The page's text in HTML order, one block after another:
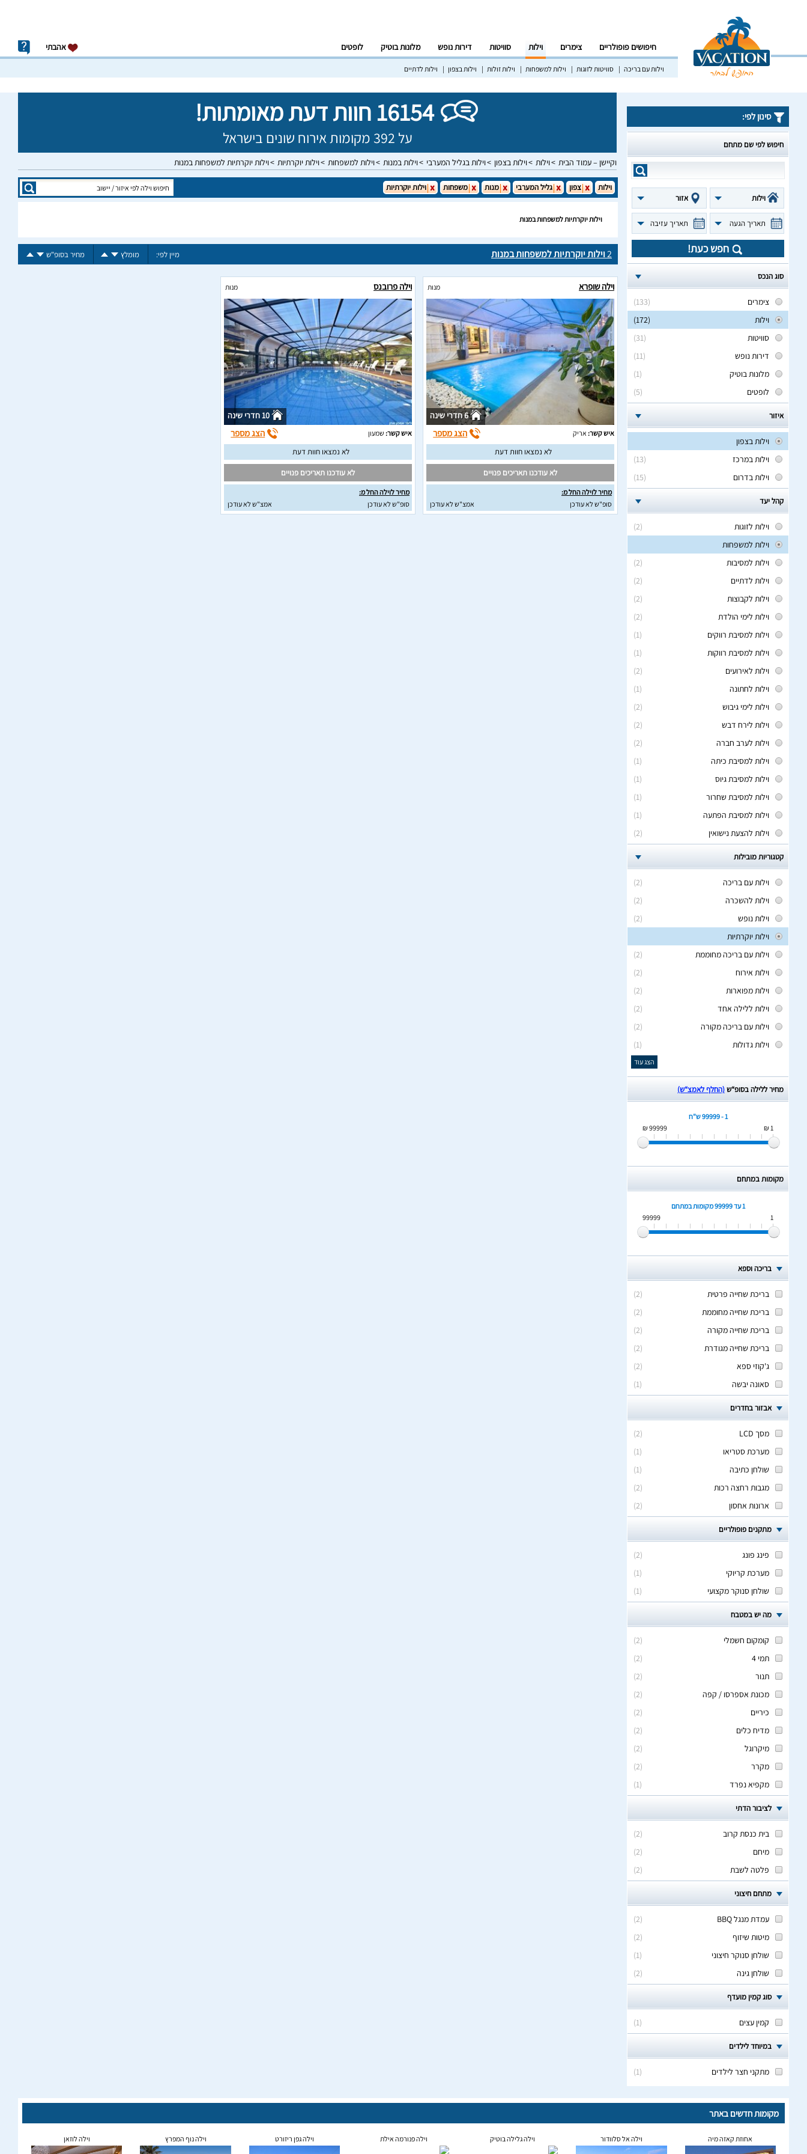
חיפושים פופולריים צימרים וילות סוויטות דירות נופש מלונות בוטיק לופטים אהבתי
וילות עם בריכה סוויטות לזוגות וילות למשפחות וילות זולות וילות בצפון וילות לדתיים
16154 חוות דעת מאומתות!
על 392 מקומות אירוח שונים בישראל
וקיישן – עמוד הבית וילות וילות בצפון וילות בגליל המערבי וילות במנות וילות למשפחות וילות יוקרתיות וילות יוקרתיות למשפחות במנות
סינון לפי:
חיפוש לפי שם מתחם
וילות אזור
תאריך הגעה תאריך עזיבה
חפש כעת!
סוג הנכס
(133)
צימרים
(172)
וילות
(31)
סוויטות
(11)
דירות נופש
(1)
מלונות בוטיק
(5)
לופטים
איזור
וילות בצפון
(13)
וילות במרכז
(15)
וילות בדרום
קהל יעד
(2)
וילות לזוגות
וילות למשפחות
(2)
וילות למסיבות
(2)
וילות לדתיים
(2)
וילות לקבוצות
(2)
וילות לימי הולדת
(1)
וילות למסיבת רווקים
(1)
וילות למסיבת רווקות
(2)
וילות לאירועים
(1)
וילות לחתונה
(2)
וילות לימי גיבוש
(2)
וילות לירח דבש
(2)
וילות לערב חברה
(1)
וילות למסיבת כיתה
(1)
וילות למסיבת גיוס
(1)
וילות למסיבת שחרור
(1)
וילות למסיבת הפתעה
(2)
וילות להצעת נישואין
קטגוריות מובילות
(2)
וילות עם בריכה
(2)
וילות להשכרה
(2)
וילות נופש
וילות יוקרתיות
(2)
וילות עם בריכה מחוממת
(2)
וילות אירוח
(2)
וילות מפוארות
(2)
וילות ללילה אחד
(2)
וילות עם בריכה מקורה
(1)
וילות גדולות
הצג עוד
מחיר ללילה בסופ“ש(החלף לאמצ“ש)
1 - 99999 ש"ח
1 ₪
99999 ₪
מקומות במתחם
1 עד 99999
מקומות במתחם
1
99999
בריכה וספא
(
2
)
בריכת שחייה פרטית
(
2
)
בריכת שחייה מחוממת
(
2
)
בריכת שחייה מקורה
(
2
)
בריכת שחייה מגודרת
(
2
)
ג'קוזי ספא
(
1
) סאונה יבשה
אבזור בחדרים
(
2
)
מסך LCD
(
1
)
מערכת סטריאו
(
1
)
שולחן כתיבה
(
2
)
מגבות רחצה רכות
(
2
) ארונות אחסון
מתקנים פופולריים
(
2
)
פינג פונג
(
1
)
מערכת קריוקי
(
1
) שולחן סנוקר מקצועי
מה יש במטבח
(
2
)
קומקום חשמלי
(
2
)
תמי 4
(
2
)
תנור
(
2
)
מכונת אספרסו / קפה
(
2
)
כיריים
(
2
)
מדיח כלים
(
2
)
מיקרוגל
(
2
)
מקרר
(
1
) מקפיא נפרד
לציבור הדתי
(
2
)
בית כנסת קרוב
(
2
)
מיחם
(
2
) פלטה לשבת
מתחם חיצוני
(
2
)
עמדת מנגל BBQ
(
2
)
מיטות שיזוף
(
1
)
שולחן סנוקר חיצוני
(
2
) שולחן גינה
סוג קמין מועדף
(
1
) קמין עצים
במיוחד לילדים
(
1
) מתקני חצר לילדים
וילות צפון גליל המערבי מנות משפחות וילות יוקרתיות
וילות יוקרתיות למשפחות במנות
2וילות יוקרתיות למשפחות במנות מיין לפי: מומלץ מחיר בסופ"ש
וילה שופרא מנות
6 חדרי שינה
איש קשר: אריק הצג מספר
לא נמצאו חוות דעת
לא עודכנו תאריכים פנויים
מחיר לוילה החל מ:
סופ"ש לא עודכן
אמצ"ש לא עודכן
וילה פרובנס מנות
10 חדרי שינה
איש קשר: שמעון הצג מספר
לא נמצאו חוות דעת
לא עודכנו תאריכים פנויים
מחיר לוילה החל מ:
סופ"ש לא עודכן
אמצ"ש לא עודכן
מקומות חדשים באתר
אחוזת קאזה מיה וילה אל סלוודור וילה גלילה בוטיק וילה פנורמה אילת וילה גפן ריזורט וילה נוף המפרץ וילה לוזאן